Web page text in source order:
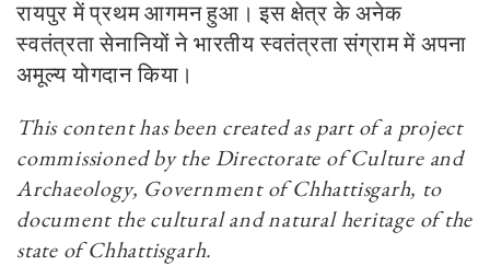
रायपुर में प्रथम आगमन हुआ। इस क्षेत्र के अनेक
स्वतंत्रता सेनानियों ने भारतीय स्वतंत्रता संग्राम में अपना
अमूल्य योगदान किया।
This content has been created as part of a project
commissioned by the Directorate of Culture and
Archaeology, Government of Chhattisgarh, to
document the cultural and natural heritage of the
state of Chhattisgarh.